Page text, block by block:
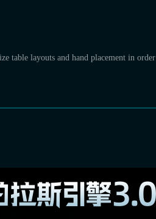
table layouts and hand placement in order